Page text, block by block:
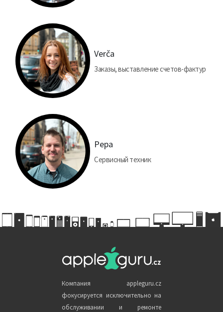
Verča
Заказы, выставление счетов-фактур
Pepa
Сервисный техник
Компания appleguru.cz
фокусируется исключительно на
обслуживании и ремонте